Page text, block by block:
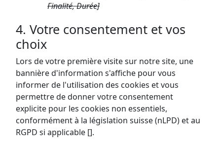
Finalité, Durée]
4. Votre consentement et vos
choix
Lors de votre première visite sur notre site, une
bannière d'information s'affiche pour vous
informer de l'utilisation des cookies et vous
permettre de donner votre consentement
explicite pour les cookies non essentiels,
conformément à la législation suisse (nLPD) et au
RGPD si applicable [].